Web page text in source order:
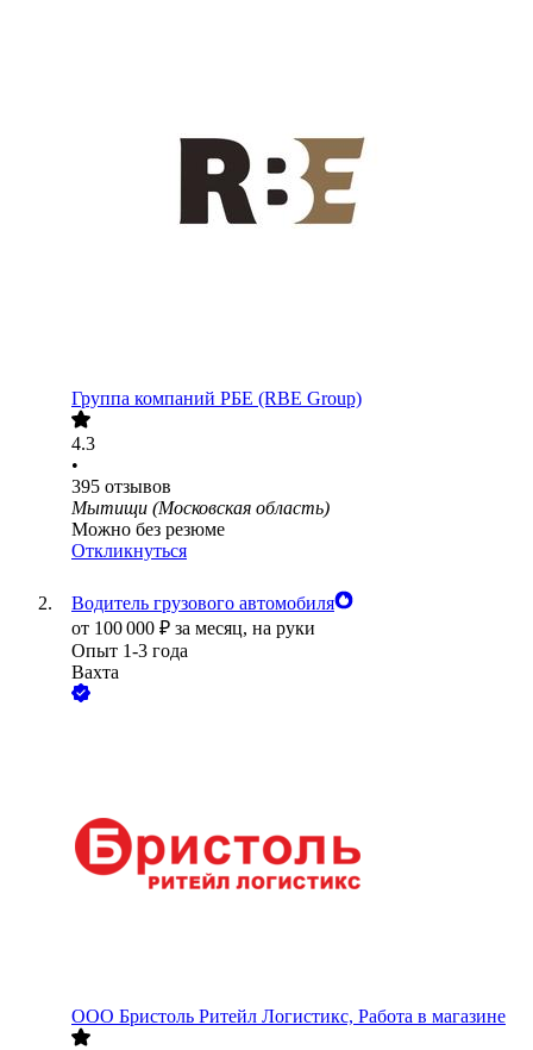
Группа компаний РБЕ (RBE Group)
4.3
•
395 отзывов
Мытищи (Московская область)
Можно без резюме
Откликнуться
Водитель грузового автомобиля
от 100 000 ₽ за месяц, на руки
Опыт 1-3 года
Вахта
ООО Бристоль Ритейл Логистикс, Работа в магазине